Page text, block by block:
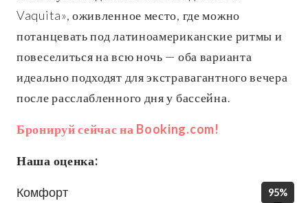
Vaquita», оживленное место, где можно
потанцевать под латиноамериканские ритмы и
повеселиться на всю ночь — оба варианта
идеально подходят для экстравагантного вечера
после расслабленного дня у бассейна.
Бронируй сейчас на Booking.com!
Наша оценка:
Комфорт 95%